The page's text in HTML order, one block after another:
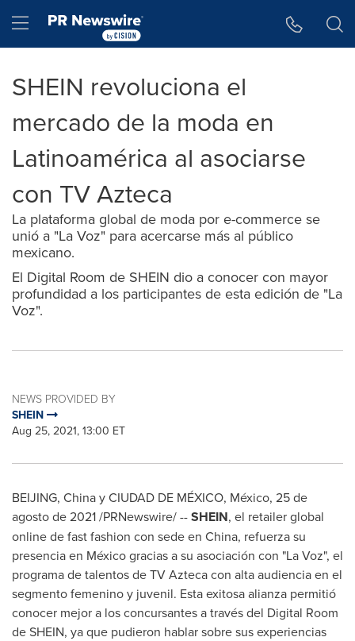
Hamburger menu
SHEIN revoluciona el
mercado de la moda en
Latinoamérica al asociarse
con TV Azteca
La plataforma global de moda por e-commerce se
unió a "La Voz" para acercarse más al público
mexicano.
El Digital Room de SHEIN dio a conocer con mayor
profundidad a los participantes de esta edición de "La
Voz".
NEWS PROVIDED BY
SHEIN
Aug 25, 2021, 13:00 ET
BEIJING, Chinay CIUDAD DE MÉXICO, México, 25 de
agosto de 2021 /PRNewswire/ --SHEIN, el retailer global
online de fast fashion con sede en China, refuerza su
presencia en México gracias a su asociación con "La Voz", el
programa de talentos de TV Azteca con alta audiencia en el
segmento femenino y juvenil. Esta exitosa alianza permitió
conocer mejor a los concursantes a través del Digital Room
de SHEIN, ya que pudieron hablar sobre sus experiencias